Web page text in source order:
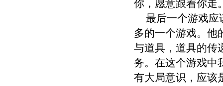
你，愿意跟着你走
最后一个游戏应
多的一个游戏。他
与道具，道具的传
务。在这个游戏中
有大局意识，应该